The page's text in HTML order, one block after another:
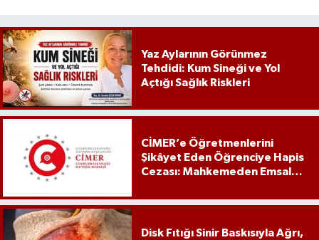
Yaz Aylarının Görünmez
Tehdidi: Kum Sineği ve Yol
Açtığı Sağlık Riskleri
CİMER’e Öğretmenlerini
Şikâyet Eden Öğrenciye Hapis
Cezası: Mahkemeden Emsal
Disk Fıtığı Sinir Baskısıyla Ağrı,